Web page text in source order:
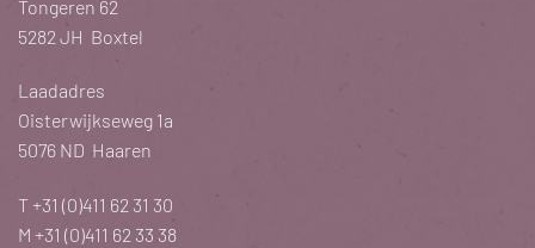
Tongeren 62
5282 JH Boxtel
Laadadres
Oisterwijkseweg 1a
5076 ND Haaren
T+31 (0)411 62 31 30
M +31 (0)411 62 33 38